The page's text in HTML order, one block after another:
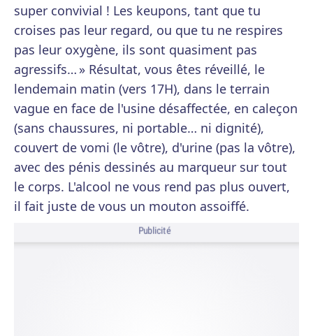
super convivial ! Les keupons, tant que tu
croises pas leur regard, ou que tu ne respires
pas leur oxygène, ils sont quasiment pas
agressifs… » Résultat, vous êtes réveillé, le
lendemain matin (vers 17H), dans le terrain
vague en face de l'usine désaffectée, en caleçon
(sans chaussures, ni portable… ni dignité),
couvert de vomi (le vôtre), d'urine (pas la vôtre),
avec des pénis dessinés au marqueur sur tout
le corps. L'alcool ne vous rend pas plus ouvert,
il fait juste de vous un mouton assoiffé.
Publicité